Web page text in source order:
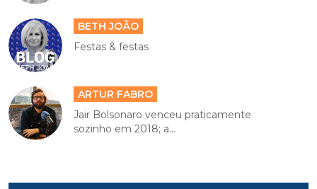
BETH JOÃO
Festas & festas
ARTUR FABRO
Jair Bolsonaro venceu praticamente
sozinho em 2018; a...